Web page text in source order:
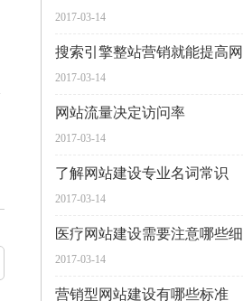
2017-03-14
搜索引擎整站营销就能提高
2017-03-14
网站流量决定访问率
2017-03-14
了解网站建设专业名词常识
2017-03-14
医疗网站建设需要注意哪些细
2017-03-14
营销型网站建设有哪些标准